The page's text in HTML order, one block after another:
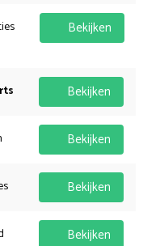
Bekijken
Bekijken
Bekijken
Bekijken
Bekijken